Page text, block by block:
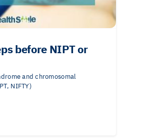
before NIPT or
and chromosomal
NIFTY)